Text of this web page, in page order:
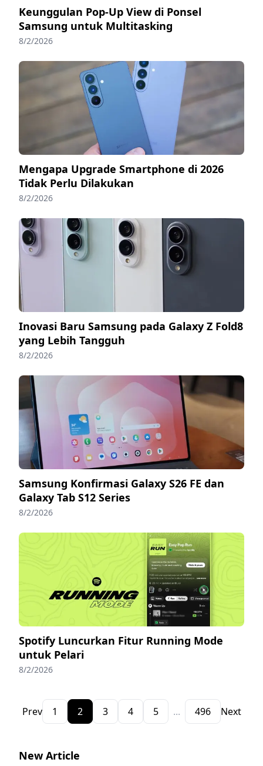
Keunggulan Pop-Up View di Ponsel
Samsung untuk Multitasking
8/2/2026
Mengapa Upgrade Smartphone di 2026
Tidak Perlu Dilakukan
8/2/2026
Inovasi Baru Samsung pada Galaxy Z Fold8
yang Lebih Tangguh
8/2/2026
Samsung Konfirmasi Galaxy S26 FE dan
Galaxy Tab S12 Series
8/2/2026
Spotify Luncurkan Fitur Running Mode
untuk Pelari
8/2/2026
Prev 1 2 3 4 5 ... 496 Next
New Article